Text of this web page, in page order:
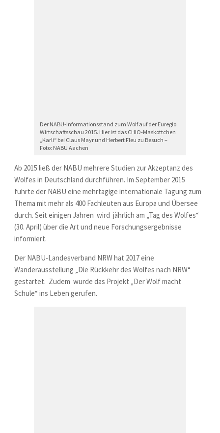
Der NABU-Informationsstand zum Wolf auf der Euregio
Wirtschaftsschau 2015. Hier ist das CHIO-Maskottchen
„Karli“ bei Claus Mayr und Herbert Fleu zu Besuch –
Foto: NABU Aachen
Ab 2015 ließ der NABU mehrere Studien zur Akzeptanz des
Wolfes in Deutschland durchführen. Im September 2015
führte der NABU eine mehrtägige internationale Tagung zum
Thema mit mehr als 400 Fachleuten aus Europa und Übersee
durch. Seit einigen Jahren wird jährlich am „Tag des Wolfes“
(30. April) über die Art und neue Forschungsergebnisse
informiert.
Der NABU-Landesverband NRW hat 2017 eine
Wanderausstellung „Die Rückkehr des Wolfes nach NRW“
gestartet. Zudem wurde das Projekt „Der Wolf macht
Schule“ ins Leben gerufen.